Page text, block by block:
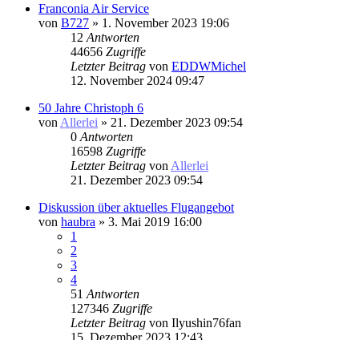
Franconia Air Service
von B727 » 1. November 2023 19:06
12 Antworten
44656 Zugriffe
Letzter Beitrag von EDDWMichel
12. November 2024 09:47
50 Jahre Christoph 6
von Allerlei » 21. Dezember 2023 09:54
0 Antworten
16598 Zugriffe
Letzter Beitrag von Allerlei
21. Dezember 2023 09:54
Diskussion über aktuelles Flugangebot
von haubra » 3. Mai 2019 16:00
1
2
3
4
51 Antworten
127346 Zugriffe
Letzter Beitrag von Ilyushin76fan
15. Dezember 2023 12:43